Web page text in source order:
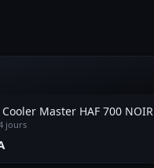
Cooler Master HAF 700 NOIR
jours